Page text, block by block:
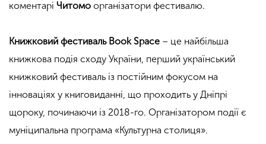
коментарі Читомо організатори фестивалю.
Книжковий фестиваль Book Space – це найбільша
книжкова подія сходу України, перший український
книжковий фестиваль із постійним фокусом на
інноваціях у книговиданні, що проходить у Дніпрі
щороку, починаючи із 2018-го. Організатором події є
муніципальна програма «Культурна столиця».